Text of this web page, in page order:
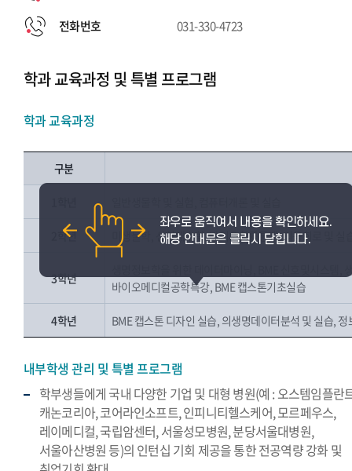
전화번호 031-330-4723
학과 교육과정 및 특별 프로그램
학과 교육과정
구분
2학년 미생물학, 선형대수학, 바이오확률통계, 의용회로 및
3학년
바이오메디컬공학특강, BME 캡스톤기초실습
4학년 BME 캡스톤 디자인 실습, 의생명데이터분석 및 실습,
내부학생 관리 및 특별 프로그램
학부생들에게 국내 다양한 기업 및 대형 병원(예 : 오스템임플란
캐논코리아, 코어라인소프트, 인피니티헬스케어, 모르페우스,
레이메디컬, 국립암센터, 서울성모병원, 분당서울대병원,
서울아산병원 등)의 인턴십 기회 제공을 통한 전공역량 강화 및